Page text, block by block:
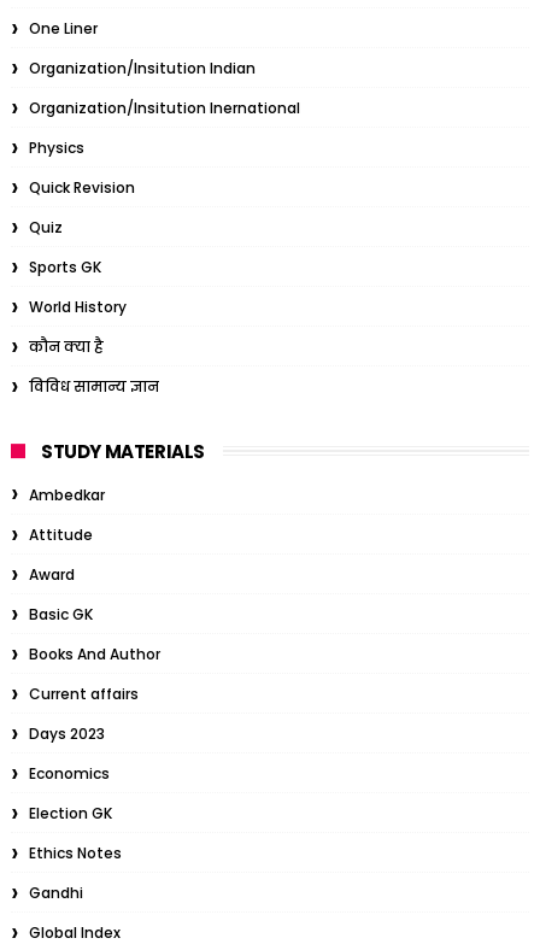
One Liner
Organization/Insitution Indian
Organization/Insitution Inernational
Physics
Quick Revision
Quiz
Sports GK
World History
कौन क्या है
विविध सामान्य ज्ञान
STUDY MATERIALS
Ambedkar
Attitude
Award
Basic GK
Books And Author
Current affairs
Days 2023
Economics
Election GK
Ethics Notes
Gandhi
Global Index